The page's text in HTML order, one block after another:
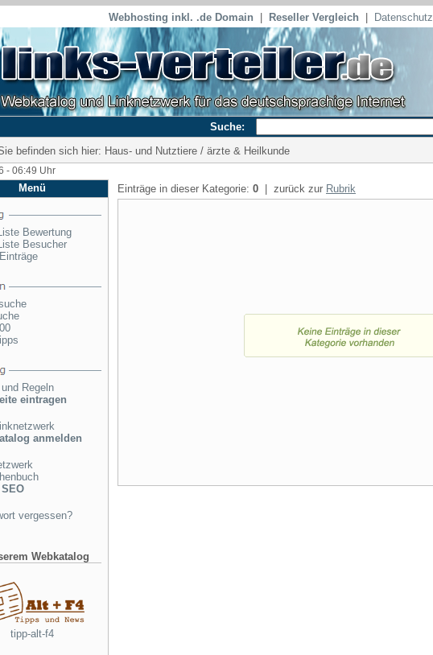
Webhosting inkl. .de Domain Reseller Vergleich Datenschutz
Suche:
befinden sich hier: Haus- und Nutztiere / ärzte & Heilkunde
- 06:49 Uhr
Menü
Bewertung
Besucher
und Regeln
eintragen
anmelden
vergessen?
Webkatalog
tipp-alt-f4
Einträge in dieser Kategorie: 0 | zurück zur Rubrik